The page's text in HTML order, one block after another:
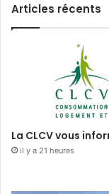
Articles récents
La CLCV vous
il y a 21 heures